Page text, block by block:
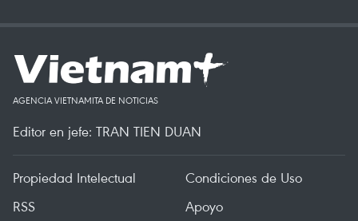
AGENCIA VIETNAMITA DE NOTICIAS
Editor en jefe: TRAN TIEN DUAN
Propiedad Intelectual
Condiciones de Uso
RSS
Apoyo